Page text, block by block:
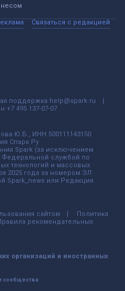
Связаться с редакцией
поддержка help@spark.ru
+7 495 137-07-07
ИНН 500111143150
Спарк Ру
Spark (за исключением
Федеральной службой по
технологий и массовых
2025 года за номером ЭЛ
Spark_news или Редакция
сайтом
Политика
рекомендательных
организаций и иностранных
сообщества